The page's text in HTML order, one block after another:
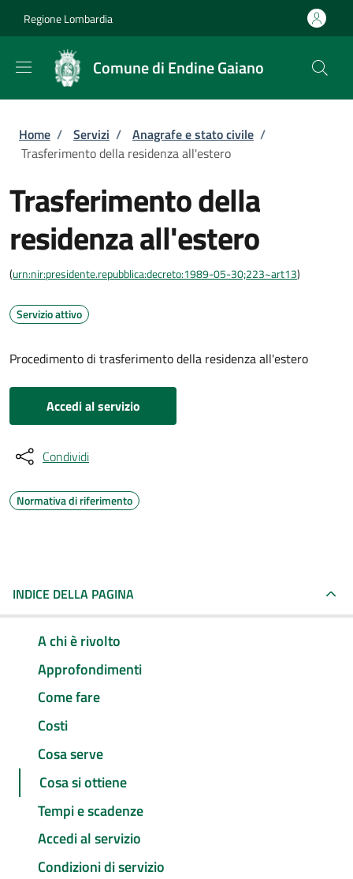
Regione Lombardia
Comune di Endine Gaiano
Briciole di pane
Home / Servizi / Anagrafe e stato civile /
Trasferimento della residenza all'estero
Trasferimento della
residenza all'estero
(urn:nir:presidente.repubblica:decreto:1989-05-30;223~art13)
Servizio attivo
Procedimento di trasferimento della residenza all'estero
Accedi al servizio
Condividi
Normativa di riferimento
INDICE DELLA PAGINA
A chi è rivolto
Approfondimenti
Come fare
Costi
Cosa serve
Cosa si ottiene
Tempi e scadenze
Accedi al servizio
Condizioni di servizio